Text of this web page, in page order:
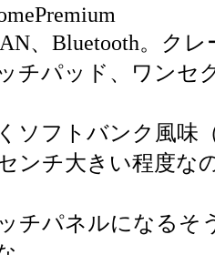
、Bluetooth。ク
チパッド、ワンセ
ソフトバンク風味
ンチ大きい程度
チパネルになるそ